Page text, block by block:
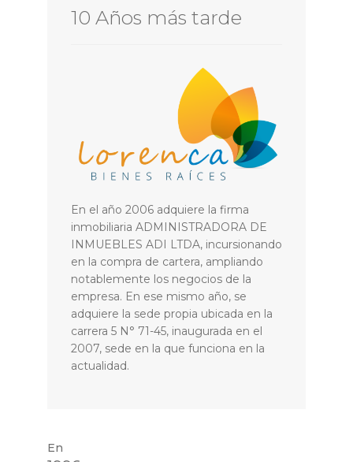
10 Años más tarde
En el año 2006 adquiere la firma
inmobiliaria ADMINISTRADORA DE
INMUEBLES ADI LTDA, incursionando
en la compra de cartera, ampliando
notablemente los negocios de la
empresa. En ese mismo año, se
adquiere la sede propia ubicada en la
carrera 5 N° 71-45, inaugurada en el
2007, sede en la que funciona en la
actualidad.
En